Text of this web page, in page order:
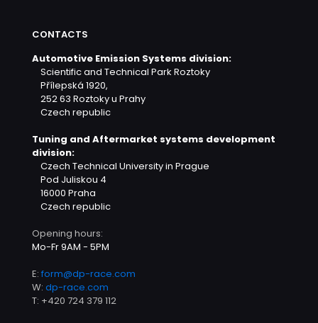
CONTACTS
Automotive Emission Systems division:
Scientific and Technical Park Roztoky
Přílepská 1920,
252 63 Roztoky u Prahy
Czech republic
Tuning and Aftermarket systems development
division:
Czech Technical University in Prague
Pod Juliskou 4
16000 Praha
Czech republic
Opening hours:
Mo-Fr 9AM - 5PM
E: form@dp-race.com
W: dp-race.com
T: +420 724 379 112